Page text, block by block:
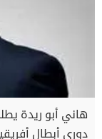
هاني أبو ريدة
دوري أبطال